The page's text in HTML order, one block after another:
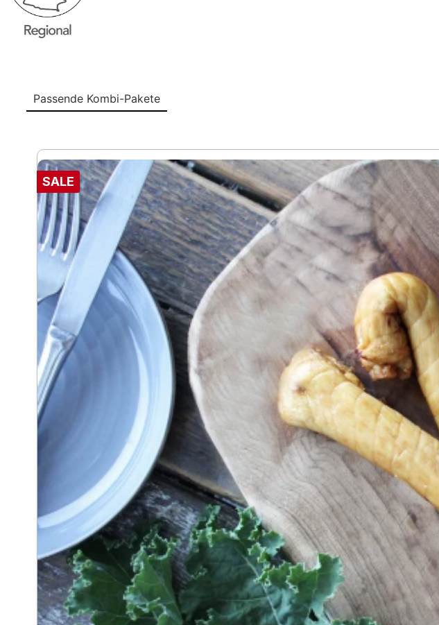
Passende Kombi-Pakete
SALE